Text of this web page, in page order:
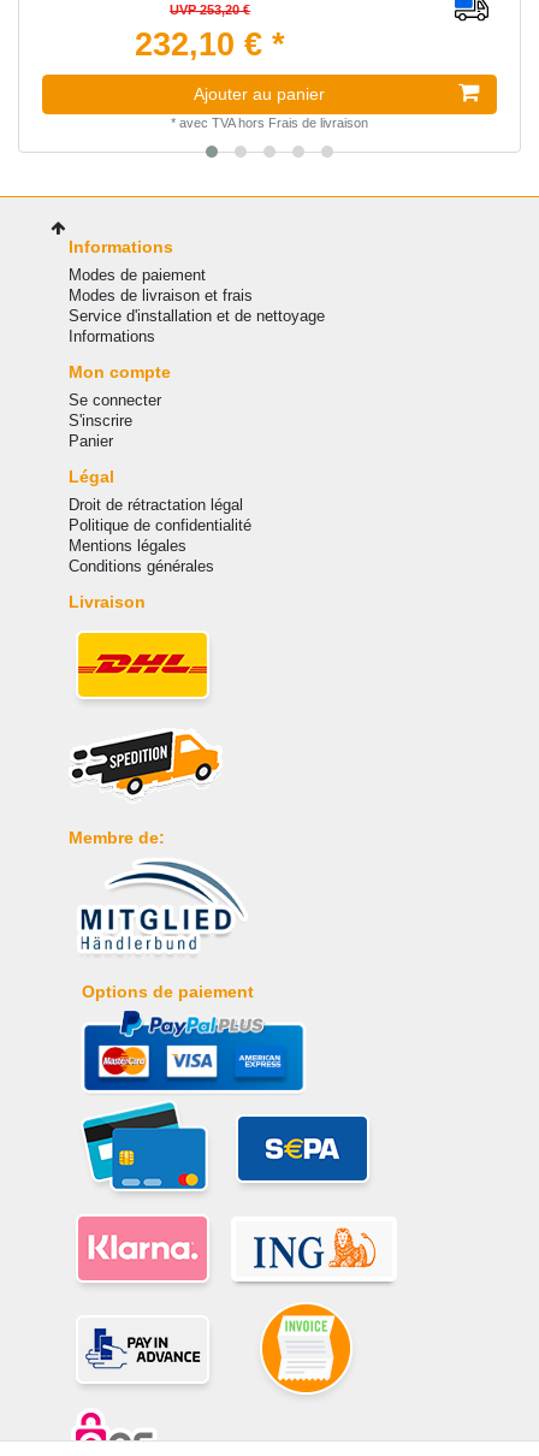
UVP 253,20 €
232,10 € *
Ajouter au panier
* avec TVAhors Frais de livraison
Informations
Modes de paiement
Modes de livraison et frais
Service d'installation et de nettoyage
Informations
Mon compte
Se connecter
S'inscrire
Panier
Légal
Droit de rétractation légal
Politique de confidentialité
Mentions légales
Conditions générales
Livraison
Membre de:
Options de paiement